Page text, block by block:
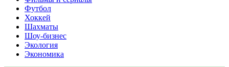
Футбол
Хоккей
Шахматы
Шоу-бизнес
Экология
Экономика